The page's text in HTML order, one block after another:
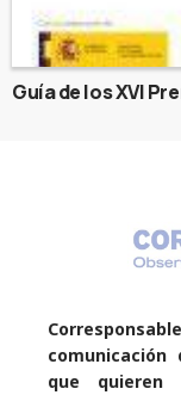
Guía de los XVI
comunicación
que quieren